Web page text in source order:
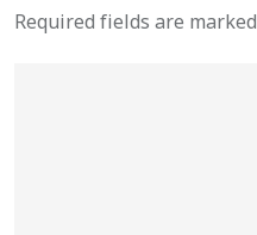
Required fields are marked